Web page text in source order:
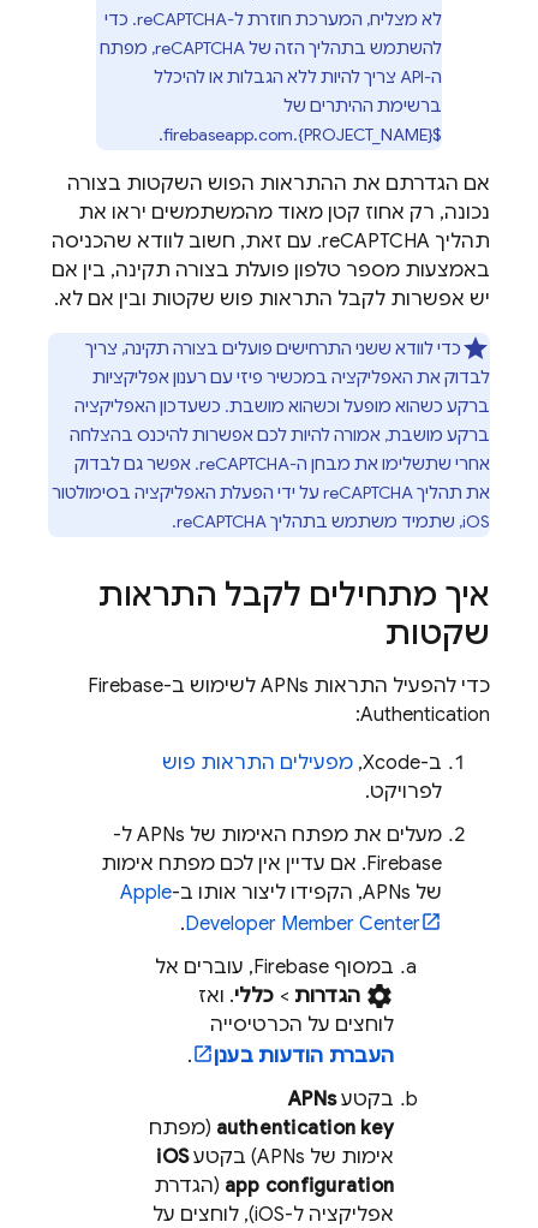
לא מצליח, המערכת חוזרת ל-reCAPTCHA. כדי
להשתמש בתהליך הזה של reCAPTCHA, מפתח
ה-API צריך להיות ללא הגבלות או להיכלל
ברשימת ההיתרים של
${PROJECT_NAME}.firebaseapp.com.
אם הגדרתם את ההתראות הפוש השקטות בצורה
נכונה, רק אחוז קטן מאוד מהמשתמשים יראו את
תהליך reCAPTCHA. עם זאת, חשוב לוודא שהכניסה
באמצעות מספר טלפון פועלת בצורה תקינה, בין אם
יש אפשרות לקבל התראות פוש שקטות ובין אם לא.
כדי לוודא ששני התרחישים פועלים בצורה תקינה, צריך
לבדוק את האפליקציה במכשיר פיזי עם רענון אפליקציות
ברקע כשהוא מופעל וכשהוא מושבת. כשעדכון האפליקציה
ברקע מושבת, אמורה להיות לכם אפשרות להיכנס בהצלחה
אחרי שתשלימו את מבחן ה-reCAPTCHA. אפשר גם לבדוק
את תהליך reCAPTCHA על ידי הפעלת האפליקציה בסימולטור
iOS, שתמיד משתמש בתהליך reCAPTCHA.
איך מתחילים לקבל התראות
שקטות
כדי להפעיל התראות APNs לשימוש ב-
Firebase
Authentication
:
ב-Xcode,
מפעילים התראות פוש
לפרויקט.
מעלים את מפתח האימות של APNs ל-
Firebase. אם עדיין אין לכם מפתח אימות
של APNs, הקפידו ליצור אותו ב-
Apple
Developer Member Center
.
במסוף Firebase, עוברים אל
settings הגדרות > כללי. ואז
לוחצים על הכרטיסייה
העברת הודעות בענן
.
בקטעAPNs
authentication key (מפתח
אימות של APNs) בקטע
iOS
app configuration (הגדרת
אפליקציה ל-iOS), לוחצים על